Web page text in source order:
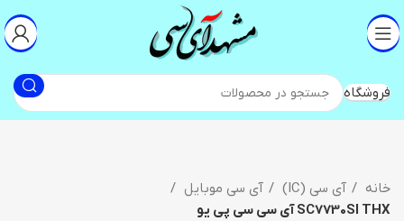
فروشگاه
خانه آی سی (IC)
آی سی موبایل
SC7730SI THX آی سی سی پی یو